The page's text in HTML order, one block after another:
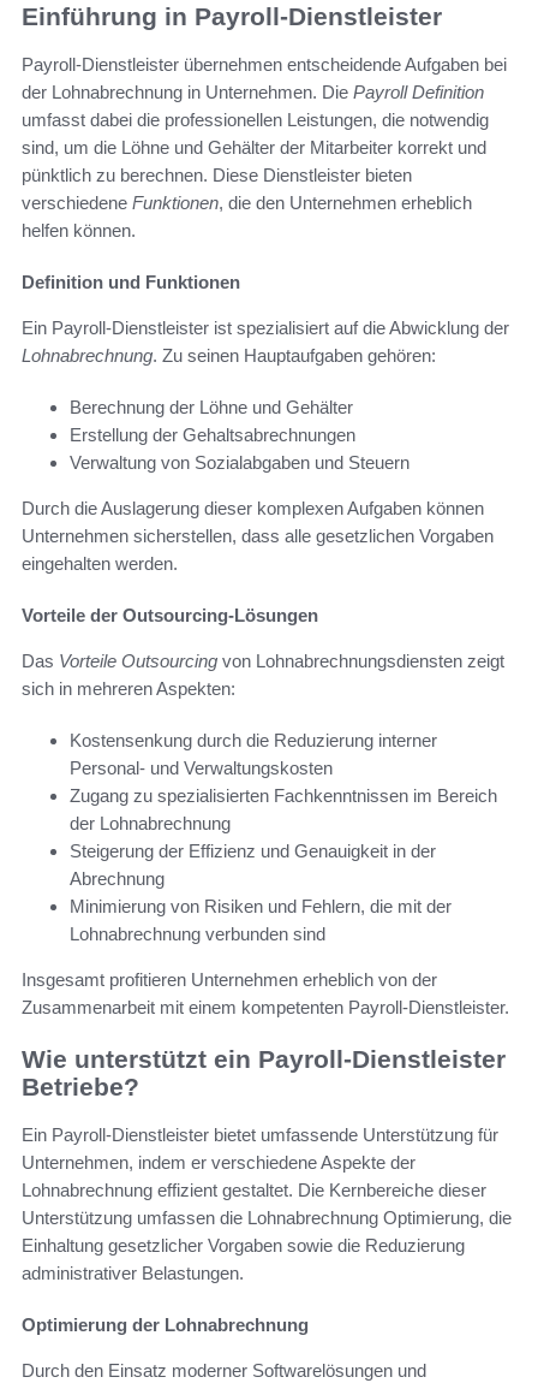
Einführung in Payroll-Dienstleister
Payroll-Dienstleister übernehmen entscheidende Aufgaben bei
der Lohnabrechnung in Unternehmen. Die Payroll Definition
umfasst dabei die professionellen Leistungen, die notwendig
sind, um die Löhne und Gehälter der Mitarbeiter korrekt und
pünktlich zu berechnen. Diese Dienstleister bieten
verschiedene Funktionen, die den Unternehmen erheblich
helfen können.
Definition und Funktionen
Ein Payroll-Dienstleister ist spezialisiert auf die Abwicklung der
Lohnabrechnung. Zu seinen Hauptaufgaben gehören:
Berechnung der Löhne und Gehälter
Erstellung der Gehaltsabrechnungen
Verwaltung von Sozialabgaben und Steuern
Durch die Auslagerung dieser komplexen Aufgaben können
Unternehmen sicherstellen, dass alle gesetzlichen Vorgaben
eingehalten werden.
Vorteile der Outsourcing-Lösungen
Das Vorteile Outsourcing von Lohnabrechnungsdiensten zeigt
sich in mehreren Aspekten:
Kostensenkung durch die Reduzierung interner
Personal- und Verwaltungskosten
Zugang zu spezialisierten Fachkenntnissen im Bereich
der Lohnabrechnung
Steigerung der Effizienz und Genauigkeit in der
Abrechnung
Minimierung von Risiken und Fehlern, die mit der
Lohnabrechnung verbunden sind
Insgesamt profitieren Unternehmen erheblich von der
Zusammenarbeit mit einem kompetenten Payroll-Dienstleister.
Wie unterstützt ein Payroll-Dienstleister
Betriebe?
Ein Payroll-Dienstleister bietet umfassende Unterstützung für
Unternehmen, indem er verschiedene Aspekte der
Lohnabrechnung effizient gestaltet. Die Kernbereiche dieser
Unterstützung umfassen die Lohnabrechnung Optimierung, die
Einhaltung gesetzlicher Vorgaben sowie die Reduzierung
administrativer Belastungen.
Optimierung der Lohnabrechnung
Durch den Einsatz moderner Softwarelösungen und